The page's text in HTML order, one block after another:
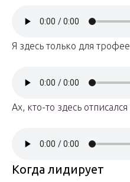
Я здесь только для
Ах, кто-то здесь
Когда лидирует